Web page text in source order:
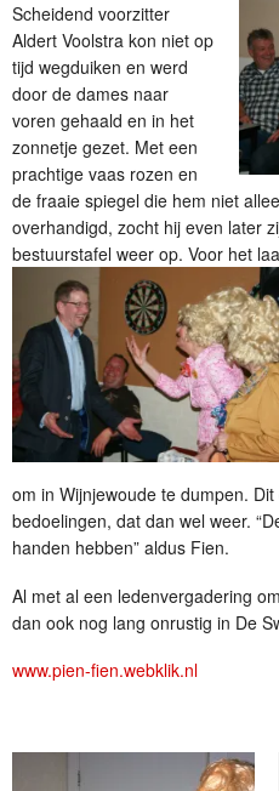
Scheidend voorzitter
Aldert Voolstra kon niet op
tijd wegduiken en werd
door de dames naar
voren gehaald en in het
zonnetje gezet. Met een
prachtige vaas rozen en
de fraaie spiegel die hem niet
overhandigd, zocht hij even later
bestuurstafel weer op. Voor het
om in Wijnjewoude te dumpen.
bedoelingen, dat dan wel weer.
handen hebben” aldus Fien.
Al met al een ledenvergadering
dan ook nog lang onrustig in De
www.pien-fien.webklik.nl